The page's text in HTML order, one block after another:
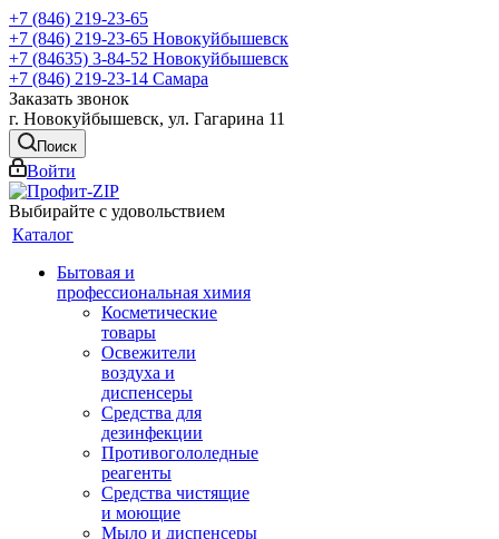
+7 (846) 219-23-65
+7 (846) 219-23-65 Новокуйбышевск
+7 (84635) 3-84-52 Новокуйбышевск
+7 (846) 219-23-14 Самара
Заказать звонок
г. Новокуйбышевск, ул. Гагарина 11
Поиск
Войти
Выбирайте с удовольствием
Каталог
Бытовая и
профессиональная химия
Косметические
товары
Освежители
воздуха и
диспенсеры
Средства для
дезинфекции
Противогололедные
реагенты
Средства чистящие
и моющие
Мыло и диспенсеры